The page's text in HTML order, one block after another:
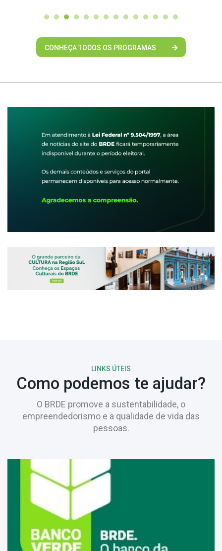
CONHEÇA TODOS OS PROGRAMAS
LINKS ÚTEIS
Como podemos te ajudar?
O BRDE promove a sustentabilidade, o
empreendedorismo e a qualidade de vida das
pessoas.